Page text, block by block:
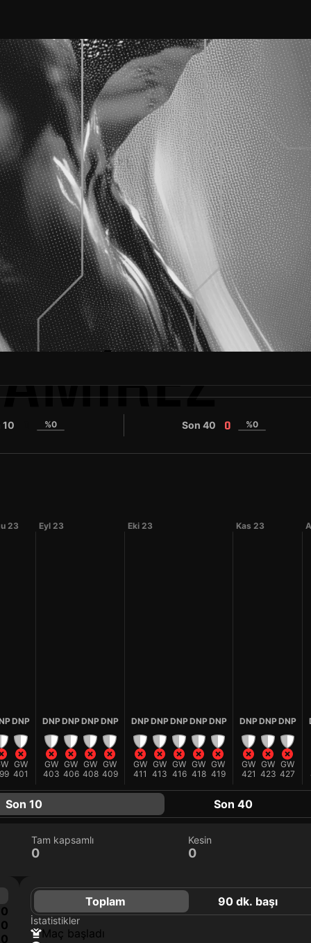
10 %0 Son 40 0 %0
23
DNP
GW
401
Eyl 23
DNP
GW
403
DNP
GW
406
DNP
GW
408
DNP
GW
409
Eki 23
DNP
GW
411
DNP
GW
413
DNP
GW
416
DNP
GW
418
DNP
GW
419
Kas 23
DNP
GW
421
DNP
GW
423
DNP
GW
427
Son 10 Son 40
Tam kapsamlı
0
Kesin
0
0
0
0
Toplam 90 dk. başı
İstatistikler
maç başladı